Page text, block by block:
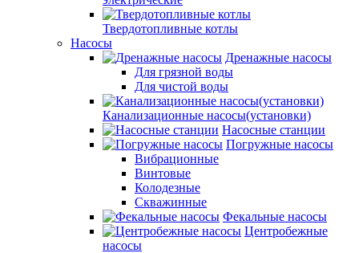
Твердотопливные котлы
Насосы
Дренажные насосы
Для грязной воды
Для чистой воды
Канализационные насосы(установки)
Насосные станции
Погружные насосы
Вибрационные
Винтовые
Колодезные
Скважинные
Фекальные насосы
Центробежные
насосы